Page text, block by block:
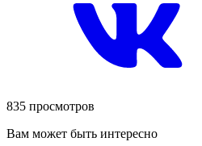
835 просмотров
Вам может быть интересно